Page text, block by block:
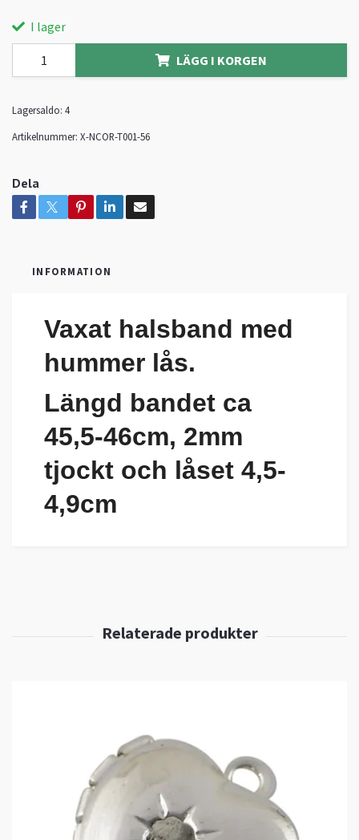
I lager
LÄGG I KORGEN
Lagersaldo: 4
Artikelnummer: X-NCOR-T001-56
Dela
INFORMATION
Vaxat halsband med
hummer lås.
Längd bandet ca
45,5-46cm, 2mm
tjockt och låset 4,5-
4,9cm